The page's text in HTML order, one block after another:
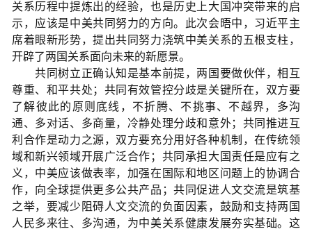
关系历程中提炼出的经验，也是历史上大国冲突带来的启
示，应该是中美共同努力的方向。此次会晤中，习近平主
席着眼新形势，提出共同努力浇筑中美关系的五根支柱，
开辟了两国关系面向未来的新愿景。
共同树立正确认知是基本前提，两国要做伙伴，相互
尊重、和平共处；共同有效管控分歧是关键所在，双方要
了解彼此的原则底线，不折腾、不挑事、不越界，多沟
通、多对话、多商量，冷静处理分歧和意外；共同推进互
利合作是动力之源，双方要充分用好各种机制，在传统领
域和新兴领域开展广泛合作；共同承担大国责任是应有之
义，中美应该做表率，加强在国际和地区问题上的协调合
作，向全球提供更多公共产品；共同促进人文交流是筑基
之举，要减少阻碍人文交流的负面因素，鼓励和支持两国
人民多来往、多沟通，为中美关系健康发展夯实基础。这